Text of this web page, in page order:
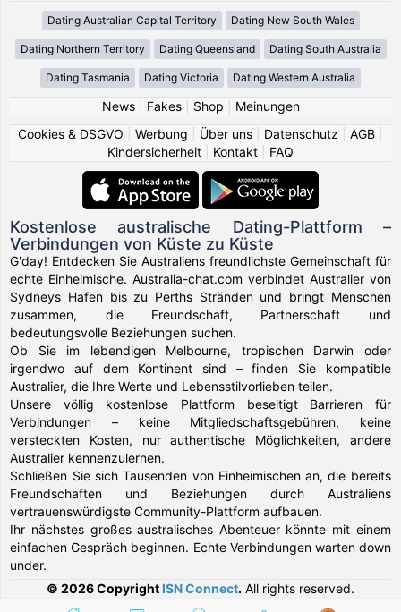
Dating Australian Capital Territory Dating New South Wales
Dating Northern Territory Dating Queensland Dating South Australia
Dating Tasmania Dating Victoria Dating Western Australia
News| Fakes| Shop
Meinungen
Cookies & DSGVO
Werbung Über uns Datenschutz AGB
Kindersicherheit
Kontakt FAQ
Kostenlose australische Dating-Plattform –
Verbindungen von Küste zu Küste
G'day! Entdecken Sie Australiens freundlichste Gemeinschaft für
echte Einheimische. Australia-chat.com verbindet Australier von
Sydneys Hafen bis zu Perths Stränden und bringt Menschen
zusammen, die Freundschaft, Partnerschaft und
bedeutungsvolle Beziehungen suchen.
Ob Sie im lebendigen Melbourne, tropischen Darwin oder
irgendwo auf dem Kontinent sind – finden Sie kompatible
Australier, die Ihre Werte und Lebensstilvorlieben teilen.
Unsere völlig kostenlose Plattform beseitigt Barrieren für
Verbindungen – keine Mitgliedschaftsgebühren, keine
versteckten Kosten, nur authentische Möglichkeiten, andere
Australier kennenzulernen.
Schließen Sie sich Tausenden von Einheimischen an, die bereits
Freundschaften und Beziehungen durch Australiens
vertrauenswürdigste Community-Plattform aufbauen.
Ihr nächstes großes australisches Abenteuer könnte mit einem
einfachen Gespräch beginnen. Echte Verbindungen warten down
under.
© 2026 Copyright ISN Connect. All rights reserved.